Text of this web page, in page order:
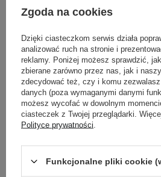
Zgoda na cookies
Dzięki ciasteczkom serwis działa
analizować ruch na stronie i
reklamy. Poniżej możesz sprawdzić,
zbierane zarówno przez nas, jak i
zdecydować też, czy i komu
danych (poza wymaganymi danymi
możesz wycofać w dowolnym
ciasteczek z Twojej przeglądarki.
Polityce prywatności
Funkcjonalne pliki cookie